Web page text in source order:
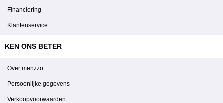
Financiering
Klantenservice
KEN ONS BETER
Over menzzo
Persoonlijke gegevens
Verkoopvoorwaarden